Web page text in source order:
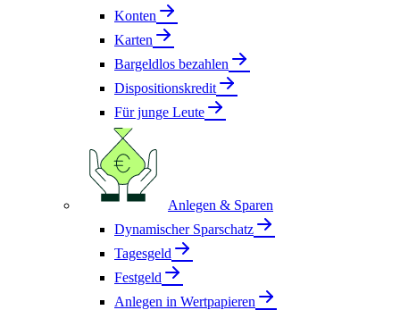
Konten
Karten
Bargeldlos bezahlen
Dispositionskredit
Für junge Leute
Anlegen & Sparen
Dynamischer Sparschatz
Tagesgeld
Festgeld
Anlegen in Wertpapieren